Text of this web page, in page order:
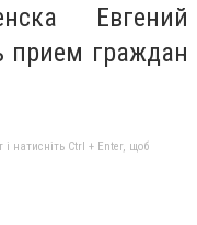
Евгений
прием граждан
натисніть Ctrl + Enter, щоб